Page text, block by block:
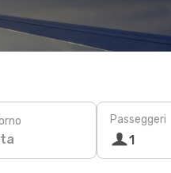
Passeggeri
1